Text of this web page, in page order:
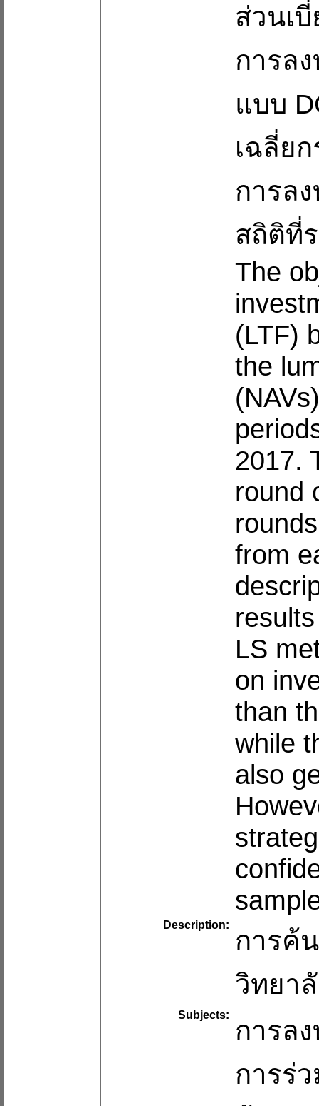
ส่วนเ
การล
แบบ
เฉลี่ย
การล
สถิติที่
The
(LTF)
the
2017.
round
from
LS
on
than
while
also
Description:
การค้
วิทยา
Subjects:
การล
การร่